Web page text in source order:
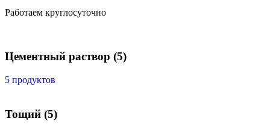
Работаем круглосуточно
Цементный раствор (5)
5 продуктов
Тощий (5)